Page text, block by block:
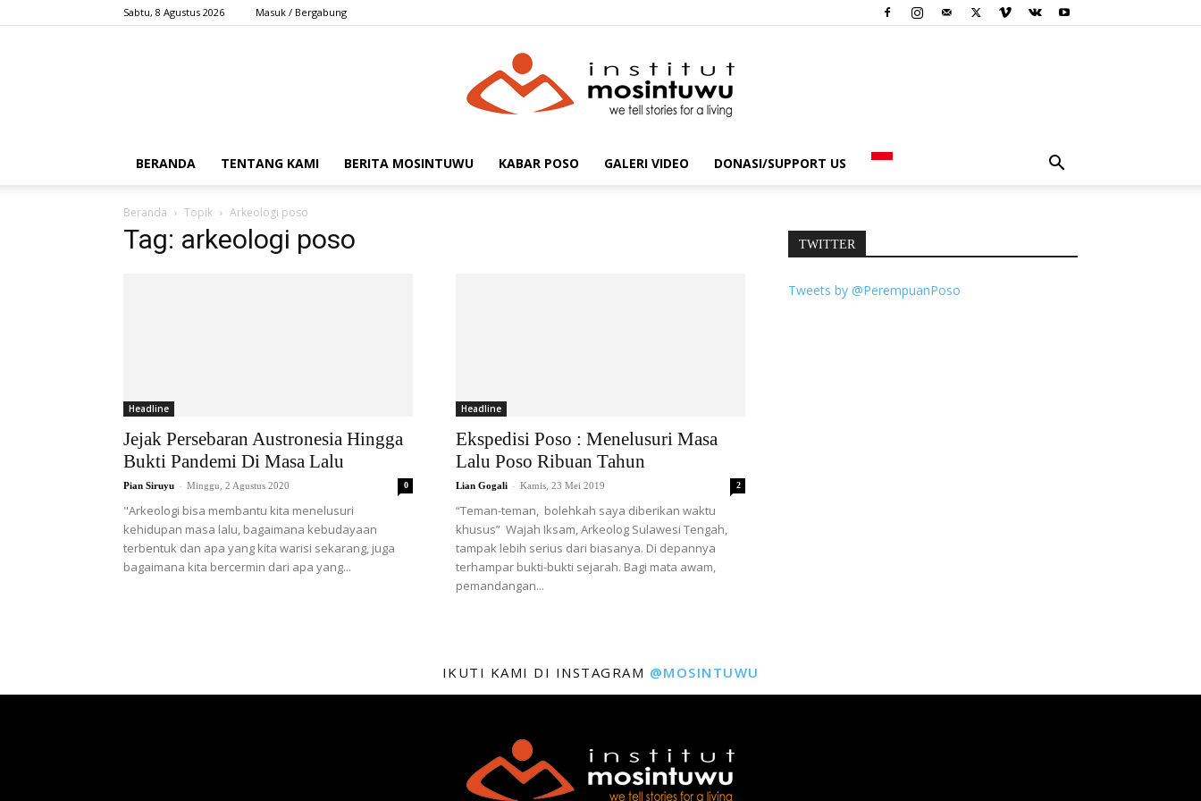
Sabtu, 8 Agustus 2026 Masuk / Bergabung
BERANDA TENTANG KAMI BERITA MOSINTUWU KABAR POSO GALERI VIDEO DONASI/SUPPORT US
Beranda Topik Arkeologi poso
Tag: arkeologi poso
Headline
Jejak Persebaran Austronesia Hingga
Bukti Pandemi Di Masa Lalu
Pian Siruyu - Minggu, 2 Agustus 2020 0
"Arkeologi bisa membantu kita menelusuri
kehidupan masa lalu, bagaimana kebudayaan
terbentuk dan apa yang kita warisi sekarang, juga
bagaimana kita bercermin dari apa yang...
Headline
Ekspedisi Poso : Menelusuri Masa
Lalu Poso Ribuan Tahun
Lian Gogali - Kamis, 23 Mei 2019 2
“Teman-teman, bolehkah saya diberikan waktu
khusus” Wajah Iksam, Arkeolog Sulawesi Tengah,
tampak lebih serius dari biasanya. Di depannya
terhampar bukti-bukti sejarah. Bagi mata awam,
pemandangan...
TWITTER
Tweets by @PerempuanPoso
IKUTI KAMI DI INSTAGRAM @MOSINTUWU